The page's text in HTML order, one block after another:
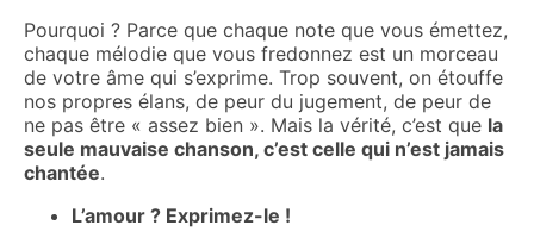
Pourquoi ? Parce que chaque note que vous émettez,
chaque mélodie que vous fredonnez est un morceau
de votre âme qui s’exprime. Trop souvent, on étouffe
nos propres élans, de peur du jugement, de peur de
ne pas être « assez bien ». Mais la vérité, c’est que la
seule mauvaise chanson, c’est celle qui n’est jamais
chantée.
L’amour ? Exprimez-le !